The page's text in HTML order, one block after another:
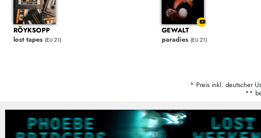
RÖYKSOPP
lost tapes (EU 21)
GEWALT
paradies (EU 21)
* Preis inkl. deutscher
**